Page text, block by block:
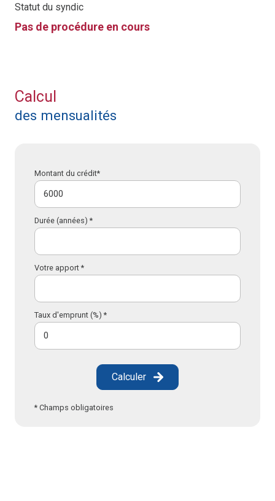
Statut du syndic
Pas de procédure en cours
Calcul
des mensualités
Montant du crédit*
Durée (années) *
Votre apport *
Taux d'emprunt (%) *
Calculer
* Champs obligatoires